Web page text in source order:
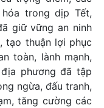
trong dịp Tết,
giữ vững an ninh
tạo thuận lợi phục
toàn, lành mạnh,
phương đã tập
ngừa, đấu tranh,
tăng cường các